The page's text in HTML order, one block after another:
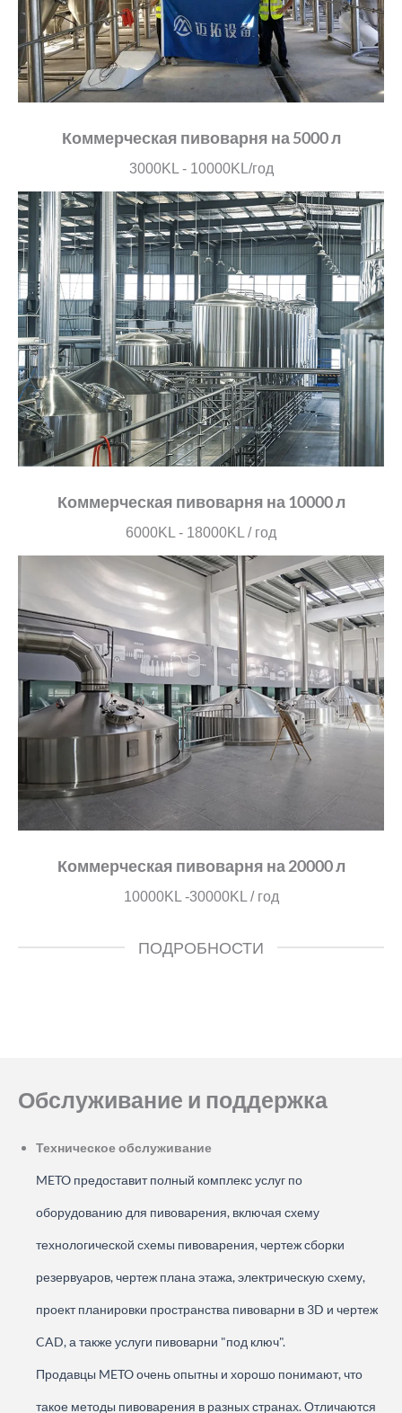
Коммерческая пивоварня на 5000 л
3000KL - 10000KL/год
Коммерческая пивоварня на 10000 л
6000KL - 18000KL / год
Коммерческая пивоварня на 20000 л
10000KL -30000KL / год
ПОДРОБНОСТИ
Обслуживание и поддержка
Техническое обслуживание
METO предоставит полный комплекс услуг по
оборудованию для пивоварения, включая схему
технологической схемы пивоварения, чертеж сборки
резервуаров, чертеж плана этажа, электрическую схему,
проект планировки пространства пивоварни в 3D и чертеж
CAD, а также услуги пивоварни "под ключ".
Продавцы METO очень опытны и хорошо понимают, что
такое методы пивоварения в разных странах. Отличаются